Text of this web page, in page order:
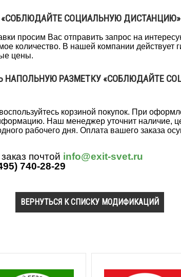
СОЦИАЛЬНУЮ ДИСТАНЦИЮ»
просим Вас отправить запрос на
количество. В нашей компании действует
цены.
НАПОЛЬНУЮ РАЗМЕТКУ «СОБЛЮДАЙТЕ
корзиной покупок. При
Наш менеджер уточнит наличие,
рабочего дня. Оплата вашего заказа
почтой info@exit-svet.ru
740-28-29
ВЕРНУТЬСЯ К СПИСКУ МОДИФИКАЦИЙ